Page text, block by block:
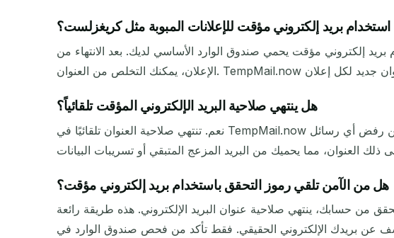
بريد إلكتروني مؤقت للإعلانات المبوبة مثل كريغزلست؟
بريد إلكتروني مؤقت يحمي صندوق الوارد الأساسي لديك. بعد الانتهاء من
هل ينتهي صلاحية البريد الإلكتروني المؤقت تلقائياً؟
نعم. تنتهي صلاحية العنوان تلقائيًا في TempMail.now بعد 30 دقيقة (أو 5 دقائق فقط إذا اخترت مدة أقصر من صفحاتنا المؤقتة). لا حاجة لأي إجراء. هذا يضمن رفض أي رسائل
هل من الآمن تلقي رموز التحقق باستخدام بريد إلكتروني مؤقت؟
من حسابك، ينتهي صلاحية عنوان البريد الإلكتروني. هذه طريقة رائعة